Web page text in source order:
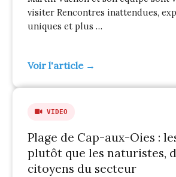
visiter Rencontres inattendues,
uniques et plus …
Voir l'article →
VIDEO
Plage de Cap-aux-Oies :
plutôt que les naturistes,
citoyens du secteur